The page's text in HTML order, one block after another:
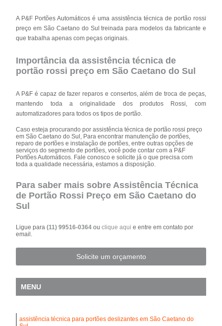
A P&F Portões Automáticos é uma assistência técnica de portão rossi
preço em São Caetano do Sul treinada para modelos da fabricante e
que trabalha apenas com peças originais.
Importância da assistência técnica de
portão rossi preço em São Caetano do Sul
A P&F é capaz de fazer reparos e consertos, além de troca de peças,
mantendo toda a originalidade dos produtos Rossi, com
automatizadores para todos os tipos de portão.
Caso esteja procurando por assistência técnica de portão rossi preço
em São Caetano do Sul, Para encontrar manutenção de portões,
reparo de portões e instalação de portões, entre outras opções de
serviços do segmento de portões, você pode contar com a P&F
Portões Automáticos. Fale conosco e solicite já o que precisa com
toda a qualidade necessária, estamos a disposição.
Para saber mais sobre Assistência Técnica
de Portão Rossi Preço em São Caetano do
Sul
Ligue para(11) 99516-0364ouclique aqui e entre em contato por
email.
Solicite um orçamento
MENU
assistência técnica para portões deslizantes em São Caetano do